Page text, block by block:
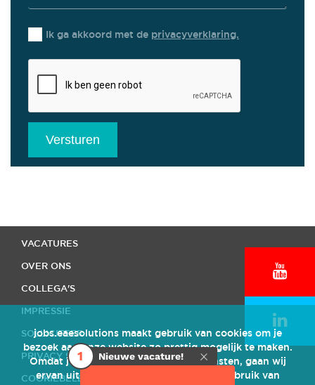
1 Nieuwe vacature!
Ik ga akkoord met de privacyverklaring.
Versturen
VACATURES
OVER ONS
COLLEGA'S
IMPRESSIE
SOLLICITEER
PRIVACY STATEMENT
COOKIEBELEID
jobs.eaesolutions maakt gebruik van cookies om je
bezoek aan onze website zo prettig mogelijk te maken.
Omdat je gebruik maakt van onze diensten, gaan wij
ervan uit dat je akkoord gaat met ons gebruik van